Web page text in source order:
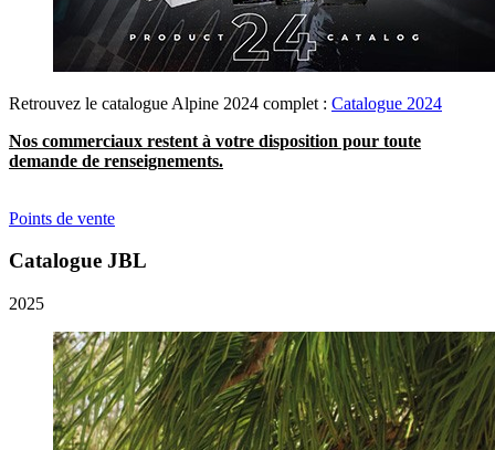
Retrouvez le catalogue Alpine 2024 complet : Catalogue 2024
Nos commerciaux restent à votre disposition pour toute
demande de renseignements.
Points de vente
Catalogue JBL
2025